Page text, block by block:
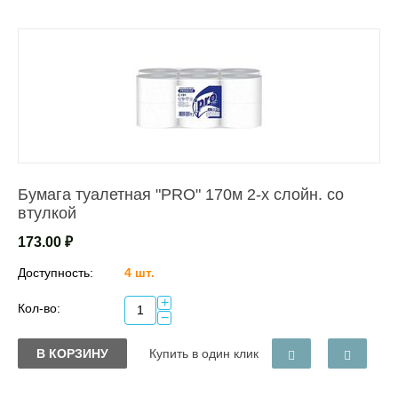
Бумага туалетная "PRO" 170м 2-х слойн. со
втулкой
173.00 ₽
Доступность: 4 шт.
Кол-во:
+
−
В КОРЗИНУ Купить в один клик